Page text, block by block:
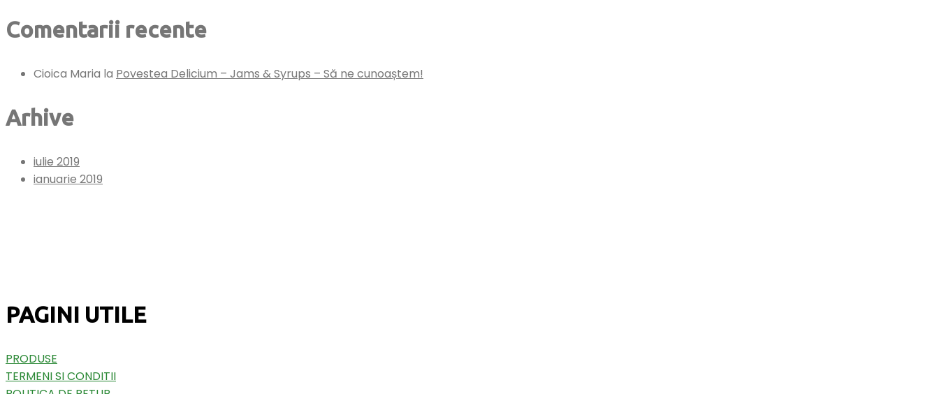
Comentarii recente
Cioica Maria la Povestea Delicium – Jams & Syrups – Să ne cunoaștem!
Arhive
iulie 2019
ianuarie 2019
PAGINI UTILE
PRODUSE
TERMENI SI CONDITII